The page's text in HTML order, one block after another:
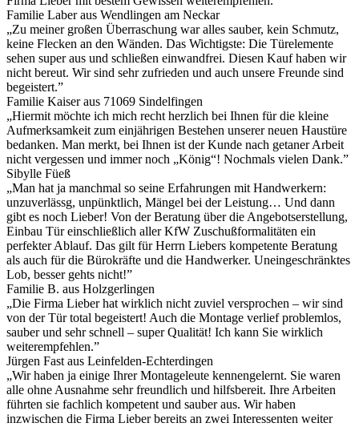
Familie Laber aus Wendlingen am Neckar
„Zu meiner großen Überraschung war alles sauber, kein Schmutz,
keine Flecken an den Wänden. Das Wichtigste: Die Türelemente
sehen super aus und schließen einwandfrei. Diesen Kauf haben wir
nicht bereut. Wir sind sehr zufrieden und auch unsere Freunde sind
begeistert.”
Familie Kaiser aus 71069 Sindelfingen
„Hiermit möchte ich mich recht herzlich bei Ihnen für die kleine
Aufmerksamkeit zum einjährigen Bestehen unserer neuen Haustüre
bedanken. Man merkt, bei Ihnen ist der Kunde nach getaner Arbeit
nicht vergessen und immer noch „König“! Nochmals vielen Dank.”
Sibylle Füeß
„Man hat ja manchmal so seine Erfahrungen mit Handwerkern:
unzuverlässg, unpünktlich, Mängel bei der Leistung… Und dann
gibt es noch Lieber! Von der Beratung über die Angebotserstellung,
Einbau Tür einschließlich aller KfW Zuschußformalitäten ein
perfekter Ablauf. Das gilt für Herrn Liebers kompetente Beratung
als auch für die Bürokräfte und die Handwerker. Uneingeschränktes
Lob, besser gehts nicht!”
Familie B. aus Holzgerlingen
„Die Firma Lieber hat wirklich nicht zuviel versprochen – wir sind
von der Tür total begeistert! Auch die Montage verlief problemlos,
sauber und sehr schnell – super Qualität! Ich kann Sie wirklich
weiterempfehlen.”
Jürgen Fast aus Leinfelden-Echterdingen
„Wir haben ja einige Ihrer Montageleute kennengelernt. Sie waren
alle ohne Ausnahme sehr freundlich und hilfsbereit. Ihre Arbeiten
führten sie fachlich kompetent und sauber aus. Wir haben
inzwischen die Firma Lieber bereits an zwei Interessenten weiter